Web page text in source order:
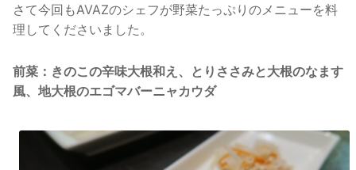
さて今回もAVAZのシェフが野菜たっぷりのメニューを料
理してくださいました。
前菜：きのこの辛味大根和え、とりささみと大根のなます
風、地大根のエゴマバーニャカウダ